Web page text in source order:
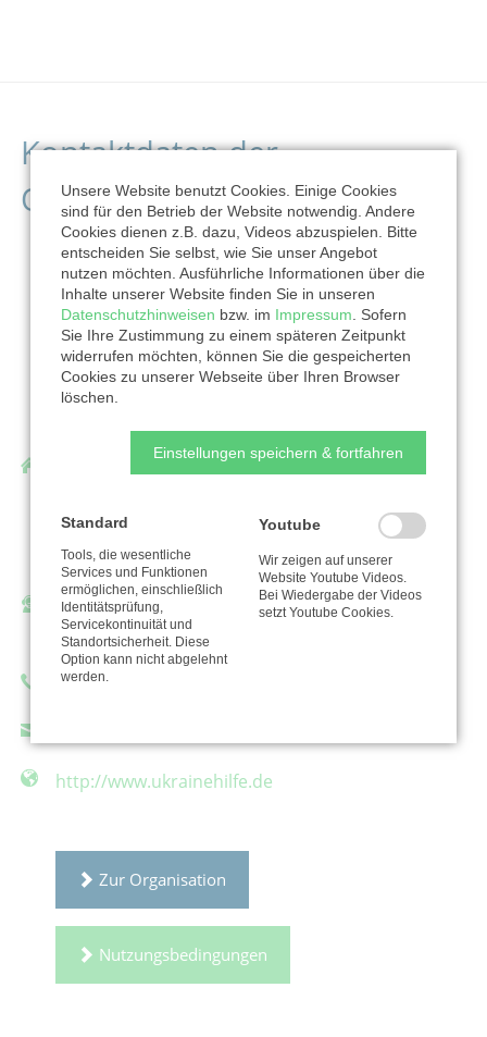
Kontaktdaten der
Organisation
Ukraine-Hilfe Lobetal, Träger: cura hominum
Bodelschwinghstraße 5
16321 Bernau bei Berlin
Ansprechpartner/in:
Elisabeth Kunze
Telefon: 0333866461
http://www.ukrainehilfe.de
Zur Organisation
Nutzungsbedingungen
Unsere Website benutzt Cookies. Einige Cookies
sind für den Betrieb der Website notwendig. Andere
Cookies dienen z.B. dazu, Videos abzuspielen. Bitte
entscheiden Sie selbst, wie Sie unser Angebot
nutzen möchten. Ausführliche Informationen über die
Inhalte unserer Website finden Sie in unseren
Datenschutzhinweisen bzw. im Impressum . Sofern
Sie Ihre Zustimmung zu einem späteren Zeitpunkt
widerrufen möchten, können Sie die gespeicherten
Cookies zu unserer Webseite über Ihren Browser
löschen.
Einstellungen speichern & fortfahren
Standard
Tools, die wesentliche
Services und Funktionen
ermöglichen, einschließlich
Identitätsprüfung,
Servicekontinuität und
Standortsicherheit. Diese
Option kann nicht abgelehnt
werden.
Youtube
Wir zeigen auf unserer
Website Youtube Videos.
Bei Wiedergabe der Videos
setzt Youtube Cookies.